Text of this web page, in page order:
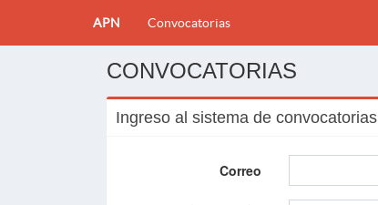
APN Convocatorias
CONVOCATORIAS
Ingreso al sistema de convocatorias
Correo